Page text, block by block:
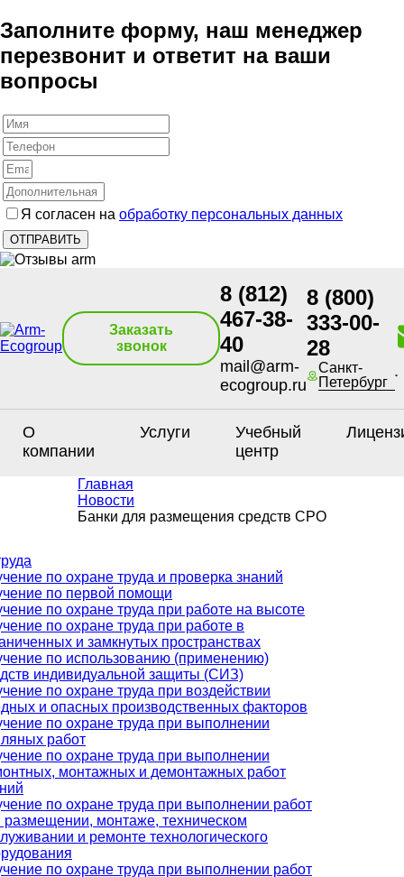
Заполните форму, наш менеджер
перезвонит и ответит на ваши
вопросы
Я согласен на обработку персональных данных
Заказать
звонок
8 (812)
467-38-
40
mail@arm-
ecogroup.ru
8 (800)
333-00-
28
Санкт-
Петербург
О
компании
Услуги
Учебный
центр
Главная
Новости
Банки для размещения средств СРО
по охране труда и проверка знаний
по первой помощи
по охране труда при работе на высоте
по охране труда при работе в
и замкнутых пространствах
по использованию (применению)
индивидуальной защиты (СИЗ)
по охране труда при воздействии
и опасных производственных факторов
по охране труда при выполнении
работ
по охране труда при выполнении
монтажных и демонтажных работ
по охране труда при выполнении работ
размещении, монтаже, техническом
и ремонте технологического
по охране труда при выполнении работ